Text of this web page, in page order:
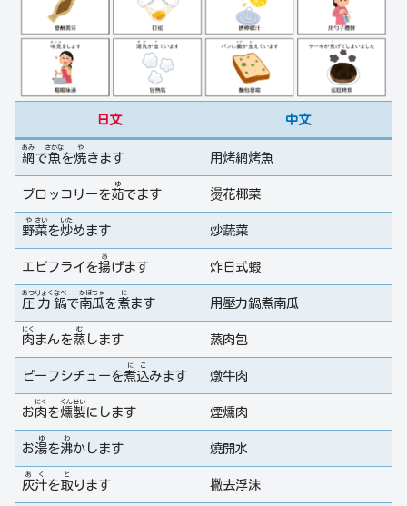
日文 中文
網
あみ
で魚
さかな
を焼
や
きます 用烤網烤魚
ブロッコリーを茹
ゆ
でます 燙花椰菜
野
や
菜
さい
を炒
いた
めます 炒蔬菜
エビフライを揚
あ
げます 炸日式蝦
圧
あつ
力
りょく
鍋
なべ
で南
かぼ
瓜
ちゃ
を煮
に
ます 用壓力鍋煮南瓜
肉
にく
まんを蒸
む
します 蒸肉包
ビーフシチューを煮
に
込
こ
みます 燉牛肉
お肉
にく
を燻
くん
製
せい
にします 煙燻肉
お湯
ゆ
を沸
わ
かします 燒開水
灰
あ
汁
く
を取
と
ります 撇去浮沫